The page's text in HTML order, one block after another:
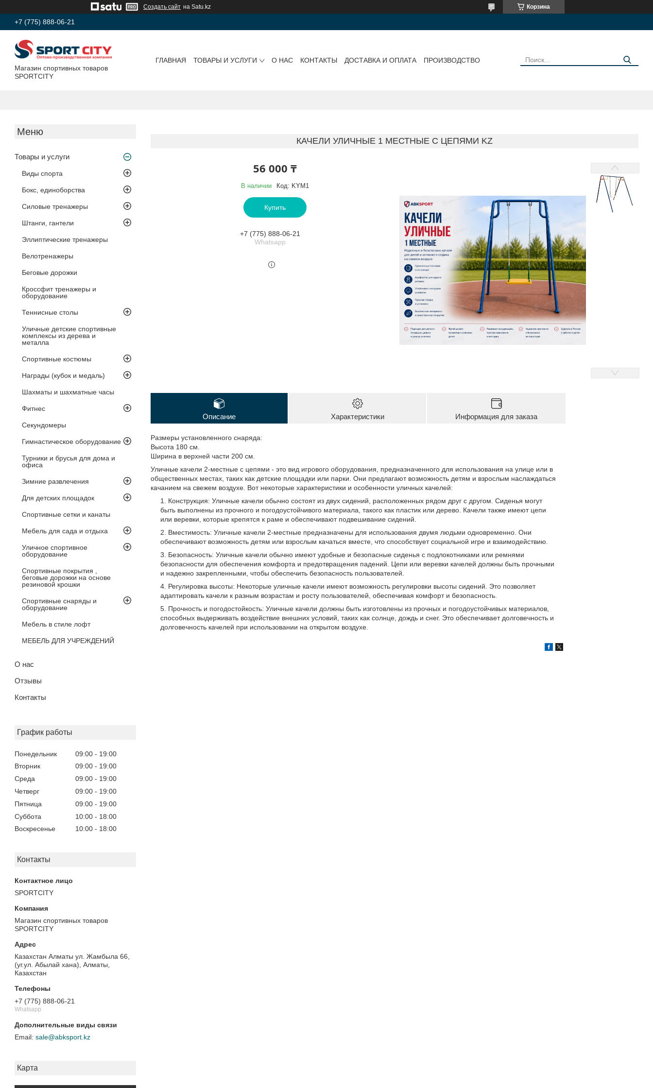
Создать сайт на Satu.kz Корзина
+7 (775) 888-06-21
Магазин спортивных товаров
SPORTCITY
ГЛАВНАЯ ТОВАРЫ И УСЛУГИ О НАС КОНТАКТЫ ДОСТАВКА И ОПЛАТА ПРОИЗВОДСТВО
Товары и услуги
Виды спорта
Бокс, единоборства
Силовые тренажеры
Штанги, гантели
Эллиптические тренажеры
Велотренажеры
Беговые дорожки
Кроссфит тренажеры и
оборудование
Теннисные столы
Уличные детские спортивные
комплексы из дерева и
металла
Спортивные костюмы
Награды (кубок и медаль)
Шахматы и шахматные часы
Фитнес
Секундомеры
Гимнастическое оборудование
Турники и брусья для дома и
офиса
Зимние развлечения
Для детских площадок
Спортивные сетки и канаты
Мебель для сада и отдыха
Уличное спортивное
оборудование
Спортивные покрытия ,
беговые дорожки на основе
резиновой крошки
Спортивные снаряды и
оборудование
Мебель в стиле лофт
МЕБЕЛЬ ДЛЯ УЧРЕЖДЕНИЙ
О нас
Отзывы
Контакты
График работы
Понедельник 09:00
19:00
Вторник
09:00
19:00
Среда
09:00
19:00
Четверг
09:00
19:00
Пятница
09:00
19:00
Суббота
10:00
18:00
Воскресенье
10:00 18:00
Контакты
SPORTCITY
Магазин спортивных товаров
SPORTCITY
Казахстан Алматы ул. Жамбыла 66,
(уг.ул. Абылай хана), Алматы,
Казахстан
+7 (775) 888-06-21
Whatsapp
sale@abksport.kz
Карта
КАЧЕЛИ УЛИЧНЫЕ 1 МЕСТНЫЕ С ЦЕПЯМИ KZ
56 000 ₸
В наличии Код: KYM1
Купить
+7 (775) 888-06-21
Whatsapp
Описание Характеристики Информация для заказа
Размеры установленного снаряда:
Высота 180 см.
Ширина в верхней части 200 см.
Уличные качели 2-местные с цепями - это вид игрового оборудования, предназначенного для использования на улице или в
общественных местах, таких как детские площадки или парки. Они предлагают возможность детям и взрослым наслаждаться
качанием на свежем воздухе. Вот некоторые характеристики и особенности уличных качелей:
Конструкция: Уличные качели обычно состоят из двух сидений, расположенных рядом друг с другом. Сиденья могут
быть выполнены из прочного и погодоустойчивого материала, такого как пластик или дерево. Качели также имеют цепи
или веревки, которые крепятся к раме и обеспечивают подвешивание сидений.
Вместимость: Уличные качели 2-местные предназначены для использования двумя людьми одновременно. Они
обеспечивают возможность детям или взрослым качаться вместе, что способствует социальной игре и взаимодействию.
Безопасность: Уличные качели обычно имеют удобные и безопасные сиденья с подлокотниками или ремнями
безопасности для обеспечения комфорта и предотвращения падений. Цепи или веревки качелей должны быть прочными
и надежно закрепленными, чтобы обеспечить безопасность пользователей.
Регулировка высоты: Некоторые уличные качели имеют возможность регулировки высоты сидений. Это позволяет
адаптировать качели к разным возрастам и росту пользователей, обеспечивая комфорт и безопасность.
Прочность и погодостойкость: Уличные качели должны быть изготовлены из прочных и погодоустойчивых материалов,
способных выдерживать воздействие внешних условий, таких как солнце, дождь и снег. Это обеспечивает долговечность и
долговечность качелей при использовании на открытом воздухе.